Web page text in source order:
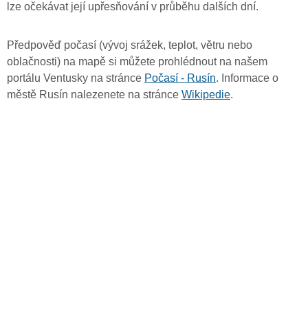
lze očekávat její upřesňování v průběhu dalších dní.
Předpověď počasí (vývoj srážek, teplot, větru nebo
oblačnosti) na mapě si můžete prohlédnout na našem
portálu Ventusky na stránce Počasí - Rusín. Informace o
městě Rusín nalezenete na stránce Wikipedie.